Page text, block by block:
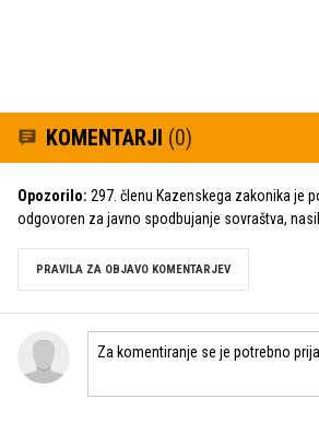
KOMENTARJI (0)
Opozorilo: 297. členu Kazenskega zakonika je
odgovoren za javno spodbujanje sovraštva,
PRAVILA ZA OBJAVO KOMENTARJEV